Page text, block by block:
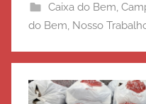
Caixa do Bem,
do Bem, Nosso